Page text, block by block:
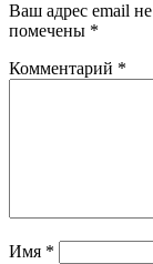
Ваш адрес email
помечены *
Комментарий *
Имя *